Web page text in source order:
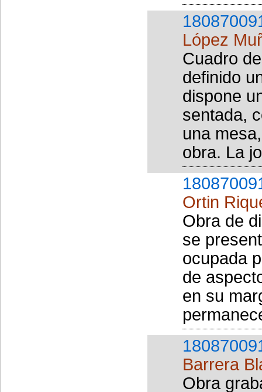
López
Cuadro
definido
dispone
sentada,
una
obra. La
Ortin
Obra de
se
ocupada
de
en su
Barrera
Obra